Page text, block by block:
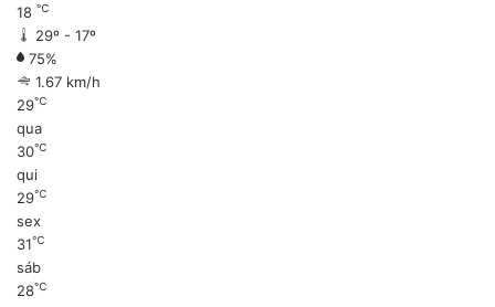
18 ℃
29º - 17º
75%
1.67 km/h
29℃
qua
30℃
qui
29℃
sex
31℃
sáb
28℃